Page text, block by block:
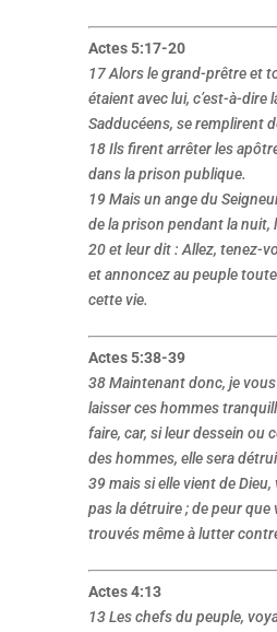
Actes 5:17-20
17 Alors le grand-prêtre et
étaient avec lui, c’est-à-dire
Sadducéens, se remplirent
18 Ils firent arrêter les
dans la prison publique.
19 Mais un ange du
de la prison pendant la nuit,
20 et leur dit : Allez, tenez-
et annoncez au peuple
cette vie.
Actes 5:38-39
38 Maintenant donc, je
laisser ces hommes
faire, car, si leur dessein ou
des hommes, elle sera
39 mais si elle vient de
pas la détruire ; de peur que
trouvés même à lutter
Actes 4:13
13 Les chefs du peuple,